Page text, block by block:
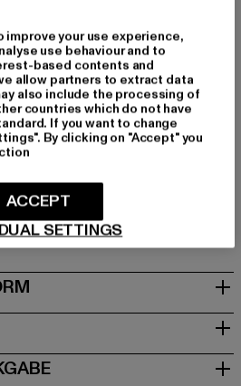
65% Polyester, 35%
GmbH |info@brandit-wear.com
Köln | DE
your use experience,
use behaviour and to
based contents and
allow partners to extract data
also include the processing of
countries which do not have
If you want to change
By clicking on "Accept" you
SETTINGS
ACCEPT